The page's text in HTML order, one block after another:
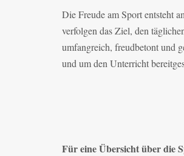
Die Freude am Sport entsteht
verfolgen das Ziel, den
umfangreich, freudbetont und
und um den Unterricht
Für eine Übersicht über die